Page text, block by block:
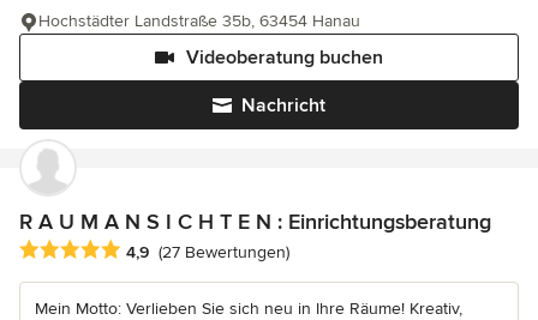
Nachricht
Videoberatung buchen
Hochstädter Landstraße 35b, 63454 Hanau
R A U M A N S I C H T E N : Einrichtungsberatung
Durchschnittliche Bewertung: 4.9 von 5 Sternen
4,9 (27 Bewertungen)
Mein Motto: Verlieben Sie sich neu in Ihre Räume! Kreativ,